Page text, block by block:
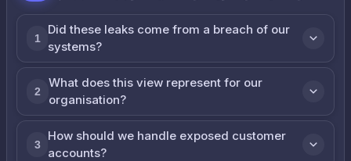
1
Did these leaks come from a breach of our
systems?
2
What does this view represent for our
organisation?
3
How should we handle exposed customer
accounts?